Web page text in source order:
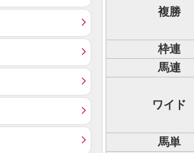
複勝
枠連
馬連
ワイド
馬単